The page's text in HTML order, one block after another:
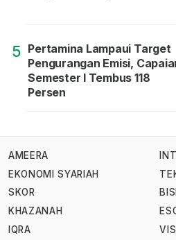
5 Pertamina Lampaui Target
Pengurangan Emisi,
Semester I Tembus 118
Persen
AMEERA
EKONOMI SYARIAH
SKOR
KHAZANAH
IQRA